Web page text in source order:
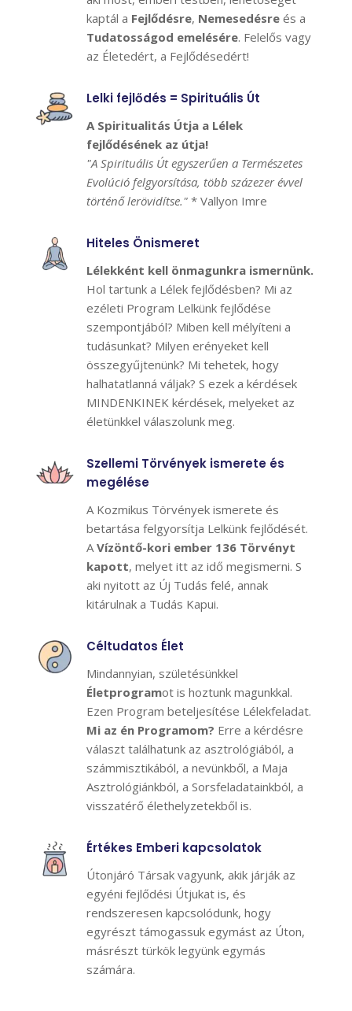
kaptál a Fejlődésre, Nemesedésreés a
Tudatosságod emelésére. Felelős vagy
az Életedért, a Fejlődésedért!
Lelki fejlődés = Spirituális Út
A Spiritualitás Útja a Lélek
fejlődésének az útja!
"A Spirituális Út egyszerűen a Természetes
Evolúció felgyorsítása, több százezer évvel
történő lerövidítse."* Vallyon Imre
Hiteles Önismeret
Lélekként kell önmagunkra ismernünk.
Hol tartunk a Lélek fejlődésben? Mi az
ezéleti Program Lelkünk fejlődése
szempontjából? Miben kell mélyíteni a
tudásunkat? Milyen erényeket kell
összegyűjtenünk? Mi tehetek, hogy
halhatatlanná váljak? S ezek a kérdések
MINDENKINEK kérdések, melyeket az
életünkkel válaszolunk meg.
Szellemi Törvények ismerete és
megélése
A Kozmikus Törvények ismerete és
betartása felgyorsítja Lelkünk fejlődését.
A Vízöntő-kori ember 136 Törvényt
kapott, melyet itt az idő megismerni. S
aki nyitott az Új Tudás felé, annak
kitárulnak a Tudás Kapui.
Céltudatos Élet
Mindannyian, születésünkkel
Életprogramot is hoztunk magunkkal.
Ezen Program beteljesítése Lélekfeladat.
Mi az én Programom? Erre a kérdésre
választ találhatunk az asztrológiából, a
számmisztikából, a nevünkből, a Maja
Asztrológiánkból, a Sorsfeladatainkból, a
visszatérő élethelyzetekből is.
Értékes Emberi kapcsolatok
Útonjáró Társak vagyunk, akik járják az
egyéni fejlődési Útjukat is, és
rendszeresen kapcsolódunk, hogy
egyrészt támogassuk egymást az Úton,
másrészt türkök legyünk egymás
számára.